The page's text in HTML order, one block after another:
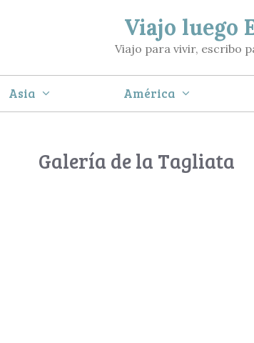
Viajo luego
Viajo para vivir, escribo
Asia América
Galería de la Tagliata